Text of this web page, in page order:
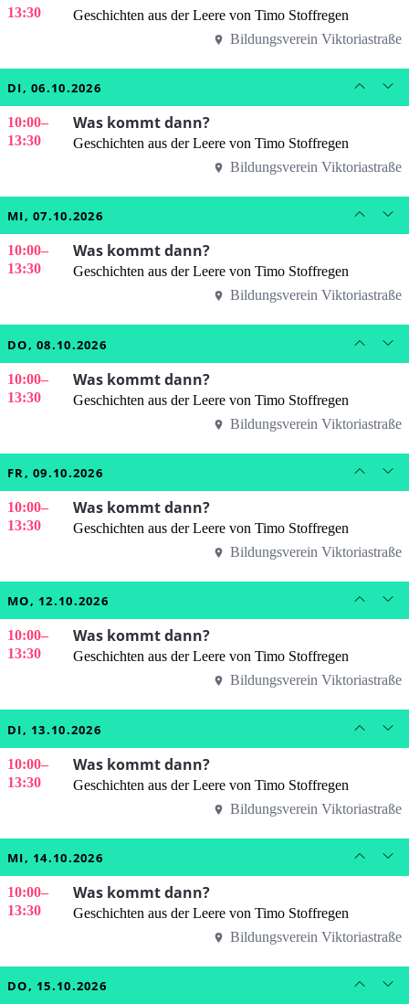
13:30
Geschichten aus der Leere von Timo Stoffregen
Bildungsverein Viktoriastraße
DI, 06.10.2026
10:00–
13:30
Was kommt dann?
Geschichten aus der Leere von Timo Stoffregen
Bildungsverein Viktoriastraße
MI, 07.10.2026
10:00–
13:30
Was kommt dann?
Geschichten aus der Leere von Timo Stoffregen
Bildungsverein Viktoriastraße
DO, 08.10.2026
10:00–
13:30
Was kommt dann?
Geschichten aus der Leere von Timo Stoffregen
Bildungsverein Viktoriastraße
FR, 09.10.2026
10:00–
13:30
Was kommt dann?
Geschichten aus der Leere von Timo Stoffregen
Bildungsverein Viktoriastraße
MO, 12.10.2026
10:00–
13:30
Was kommt dann?
Geschichten aus der Leere von Timo Stoffregen
Bildungsverein Viktoriastraße
DI, 13.10.2026
10:00–
13:30
Was kommt dann?
Geschichten aus der Leere von Timo Stoffregen
Bildungsverein Viktoriastraße
MI, 14.10.2026
10:00–
13:30
Was kommt dann?
Geschichten aus der Leere von Timo Stoffregen
Bildungsverein Viktoriastraße
DO, 15.10.2026